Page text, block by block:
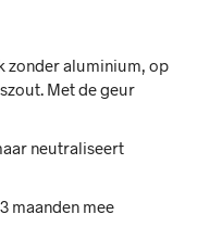
zonder aluminium, op
Met de geur
neutraliseert
maanden mee